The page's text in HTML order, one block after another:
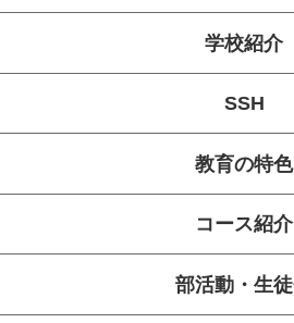
学校紹介
SSH
教育の特色
コース紹介
部活動・生